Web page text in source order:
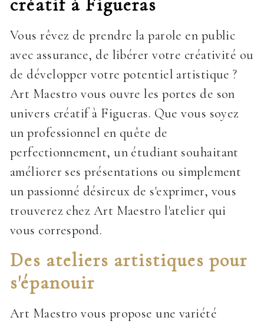
Vous rêvez de prendre la parole en public
avec assurance, de libérer votre créativité ou
de développer votre potentiel artistique ?
Art Maestro vous ouvre les portes de son
univers créatif à Figueras. Que vous soyez
un professionnel en quête de
perfectionnement, un étudiant souhaitant
améliorer ses présentations ou simplement
un passionné désireux de s'exprimer, vous
trouverez chez Art Maestro l'atelier qui
vous correspond.
Des ateliers artistiques pour
s'épanouir
Art Maestro vous propose une variété